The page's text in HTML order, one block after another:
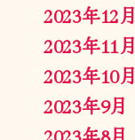
2023年12月
2023年11月
2023年10月
2023年9月